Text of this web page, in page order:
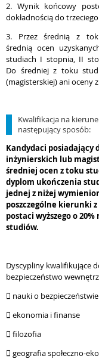
2. Wynik końcowy
dokładnością do
3. Przez średnią z
średnią ocen
studiach I stopnia, II
Do średniej z toku
(magisterskiej) ani oceny
Kwalifikacja na
następujący sposób:
Kandydaci
inżynierskich lub
średniej ocen z toku
dyplom ukończenia
jednej z niżej
poszczególne kierunki
postaci wyższego o
studiów.
Dyscypliny kwalifikujące
bezpieczeństwo
 nauki o bezpieczeństwie
 ekonomia i finanse
 filozofia
 geografia społeczno-